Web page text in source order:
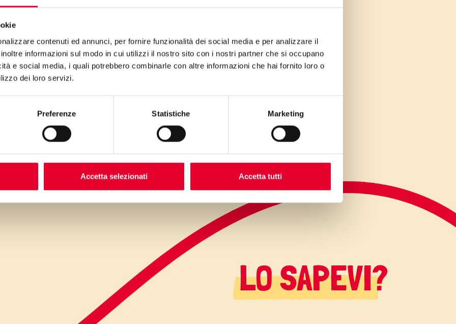
contenuti ed annunci, per fornire funzionalità dei social media e per analizzare il
informazioni sul modo in cui utilizzi il nostro sito con i nostri partner che si occupano
e social media, i quali potrebbero combinarle con altre informazioni che hai fornito loro o
dei loro servizi.
Preferenze Statistiche Marketing
Accetta selezionati Accetta tutti
LO SAPEVI?